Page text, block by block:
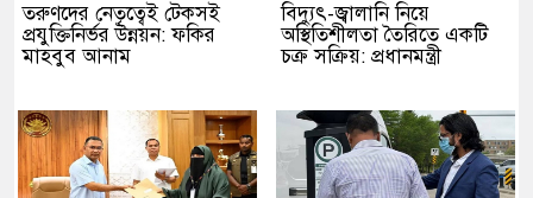
তরুণদের নেতৃত্বেই টেকসই
প্রযুক্তিনির্ভর উন্নয়ন: ফকির
মাহবুব আনাম
বিদ্যুৎ-জ্বালানি নিয়ে
অস্থিতিশীলতা তৈরিতে একটি
চক্র সক্রিয়: প্রধানমন্ত্রী